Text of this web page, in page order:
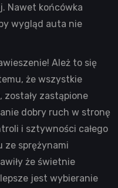
Nawet końcówka
wygląd auta nie
Ależ to się
że wszystkie
zastąpione
dobry ruch w stronę
i sztywności całego
ze sprężynami
że świetnie
jest wybieranie